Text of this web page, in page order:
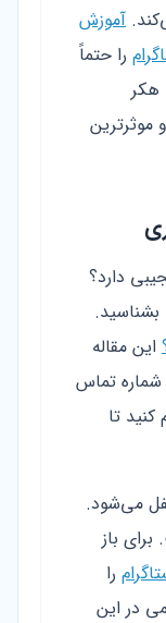
آموزش
را حتماً
هکر
موثرترین
دارد؟
بشناسید.
این مقاله
شماره تماس
تا
می‌شود.
باز
را
در این